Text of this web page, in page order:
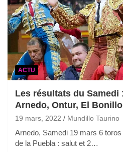
ACTU
Les résultats du Samedi
Arnedo, Ontur, El Bonillo
19 mars, 2022 Mundillo Taurino
Arnedo, Samedi 19 mars 6
de la Puebla : salut et 2…